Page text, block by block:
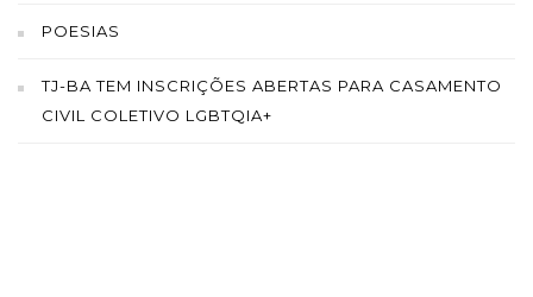
POESIAS
TJ-BA TEM INSCRIÇÕES ABERTAS PARA CASAMENTO
CIVIL COLETIVO LGBTQIA+